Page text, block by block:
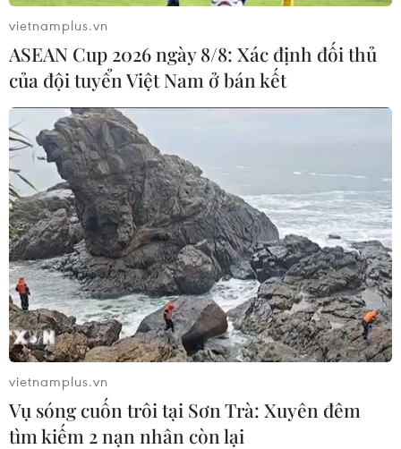
Xê dịch “chữa lành” hướng đến giá trị
sống tích cực và bền vững
19/10/2023 06:29
Mỗi chuyến chữa lành thường ít hoạt động di chuyển,
được thiết kế làm sao để du khách có thể kết nối với
những hoạt động thể chất, tâm lý nhằm tìm kiếm sự cân
bằng, thư giãn và niềm vui nội tại.
vietnamplus.vn
ASEAN Cup 2026 ngày 8/8: Xác định đối thủ
của đội tuyển Việt Nam ở bán kết
vietnamplus.vn
Vụ sóng cuốn trôi tại Sơn Trà: Xuyên đêm
tìm kiếm 2 nạn nhân còn lại